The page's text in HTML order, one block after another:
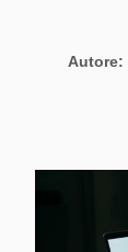
Autore: